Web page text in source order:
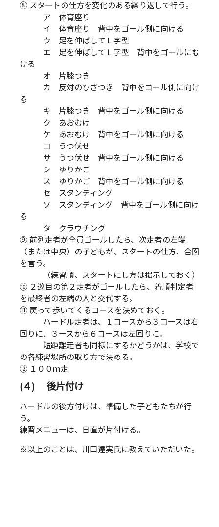
⑧ スタートの仕方を変化のある繰り返しで行う。
ア 体育座り
イ 体育座り 背中をゴール側に向ける
ウ 足を伸ばしてＬ字型
エ 足を伸ばしてＬ字型 背中をゴールにむ
ける
オ 片膝つき
カ 反対のひざつき 背中をゴール側に向け
る
キ 片膝つき 背中をゴール側に向ける
ク あおむけ
ケ あおむけ 背中をゴール側に向ける
コ うつ伏せ
サ うつ伏せ 背中をゴール側に向ける
シ ゆりかご
ス ゆりかご 背中をゴール側に向ける
セ スタンディング
ソ スタンディング 背中をゴール側に向け
る
タ クラウチング
⑨ 前列走者が全員ゴールしたら、次走者の左端
（または中央）の子どもが、スタートの仕方、合図
を言う。
（練習順、スタートにし方は掲示しておく）
⑩ ２巡目の第２走者がゴールしたら、着順判定者
を最終者の左端の人と交代する。
⑪ 戻って歩いてくるコースを決めておく。
ハードル走者は、１コースから３コースは右
回りに、３ースから６コースは左回りに。
短距離走者も同様にするかどうかは、学校で
の各練習場所の取り方で決める。
⑫ １００ｍ走
(４) 後片付け
ハードルの後方付けは、準備した子どもたちが行
う。
練習メニューは、日直が片付ける。
※以上のことは、川口達実氏に教えていただいた。